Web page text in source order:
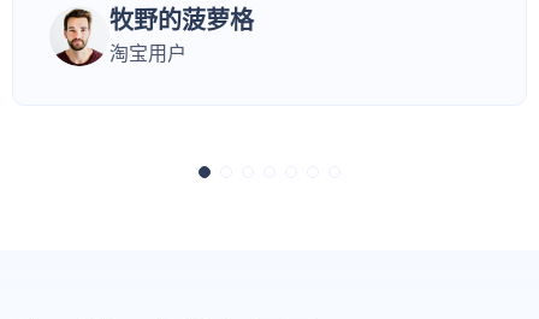
牧野的菠萝格
淘宝用户